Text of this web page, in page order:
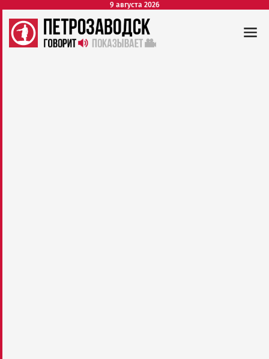
9 августа 2026